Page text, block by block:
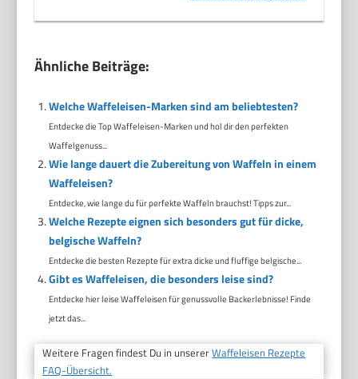
Ähnliche Beiträge:
Welche Waffeleisen-Marken sind am beliebtesten?
Entdecke die Top Waffeleisen-Marken und hol dir den perfekten
Waffelgenuss...
Wie lange dauert die Zubereitung von Waffeln in einem
Waffeleisen?
Entdecke, wie lange du für perfekte Waffeln brauchst! Tipps zur...
Welche Rezepte eignen sich besonders gut für dicke,
belgische Waffeln?
Entdecke die besten Rezepte für extra dicke und fluffige belgische...
Gibt es Waffeleisen, die besonders leise sind?
Entdecke hier leise Waffeleisen für genussvolle Backerlebnisse! Finde
jetzt das...
Weitere Fragen findest Du in unsererWaffeleisen Rezepte
FAQ-Übersicht.